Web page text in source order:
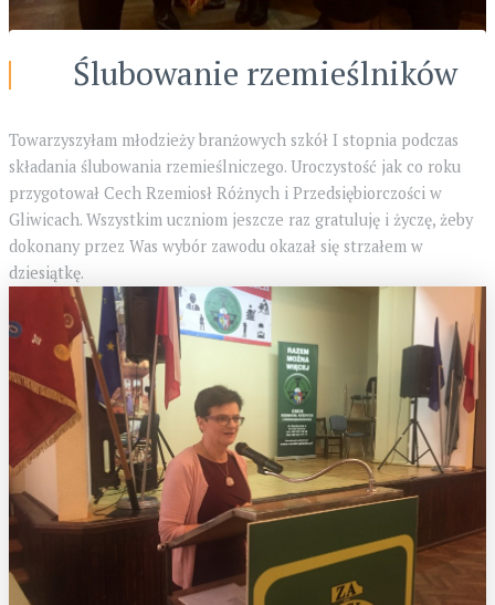
Ślubowanie rzemieślników
Towarzyszyłam młodzieży branżowych szkół I stopnia podczas
składania ślubowania rzemieślniczego. Uroczystość jak co roku
przygotował Cech Rzemiosł Różnych i Przedsiębiorczości w
Gliwicach. Wszystkim uczniom jeszcze raz gratuluję i życzę, żeby
dokonany przez Was wybór zawodu okazał się strzałem w
dziesiątkę.